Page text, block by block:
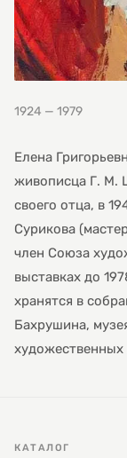
1924 — 1979
Елена
живописца Г. М.
своего отца, в
Сурикова
член Союза
выставках до
хранятся в
Бахрушина,
художественных
КАТАЛОГ